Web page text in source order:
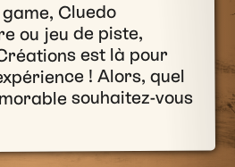
Cluedo
ou jeu de piste,
est là pour
! Alors, quel
souhaitez-vous